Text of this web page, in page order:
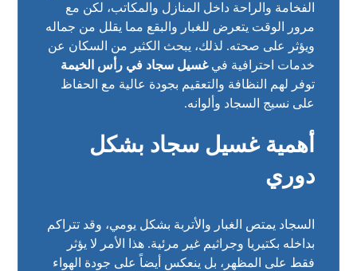
الفخامة والراحة داخل المنازل والمكاتب، لكن مع
مرور الوقت يتعرض للغبار والبقع مما يقلل من جماله
ويؤثر على صحته. لذلك، يبحث الكثير من السكان عن
خدمات احترافية فيغسيل سجاد في رأس الخيمة
توفر لهم النظافة والتعقيم بجودة عالية مع الحفاظ
على نسيج السجاد وألوانه.
أهمية غسيل سجاد بشكل
دوري
السجاد يمتص الغبار والأتربة بشكل يومي، وقد تتراكم
بداخله بكتيريا وجراثيم غير مرئية. هذا الأمر لا يؤثر
فقط على المظهر، بل ينعكس أيضاً على جودة الهواء